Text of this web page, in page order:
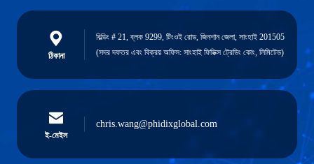
ঠিকানা
বিল্ডিং # 21, ব্লক 9299, টিংওই রোড, জিনশান জেলা, সাংহাই 201505
(সদর দফতর এবং বিক্রয় অফিস: সাংহাই ফিডিক্স ট্রেডিং কোং, লিমিটেড)
ই-মেইল
chris.wang@phidixglobal.com